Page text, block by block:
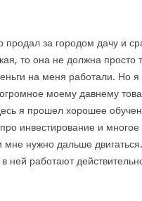
продал за городом дачу и
то она не должна просто
на меня работали. Но
моему давнему
я прошел хорошее
инвестирование и
нужно дальше двигаться.
ней работают